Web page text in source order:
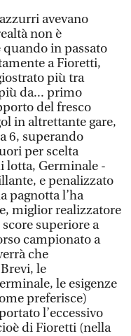
avevano
non è
quando in passato
a Fioretti,
più tra
da... primo
del fresco
in altrettante gare,
6, superando
per scelta
lotta, Germinale -
e penalizzato
pagnotta l’ha
miglior realizzatore
superiore a
campionato a
che
le
le esigenze
preferisce)
l’eccessivo
di Fioretti (nella